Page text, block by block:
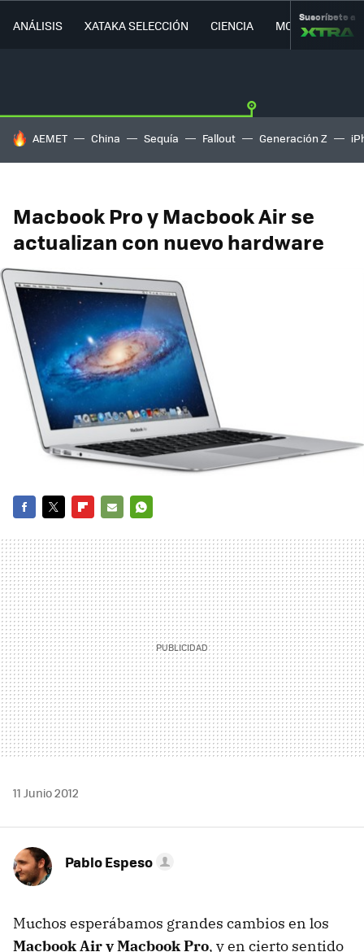
ANÁLISIS XATAKA SELECCIÓN CIENCIA MOVILIDAD
Suscríbete a
HOY SE HABLA DE
AEMET China Sequía Fallout Generación Z
Macbook Pro y Macbook Air se
actualizan con nuevo hardware
MAIL
11 Junio 2012
Pablo Espeso
Muchos esperábamos grandes cambios en los
Macbook Air y Macbook Pro, y en cierto sentido